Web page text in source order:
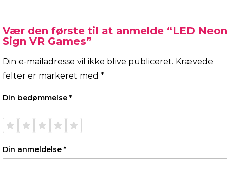
Vær den første til at anmelde “LED Neon
Sign VR Games”
Din e-mailadresse vil ikke blive publiceret. Krævede
felter er markeret med *
Din bedømmelse *
Din anmeldelse *